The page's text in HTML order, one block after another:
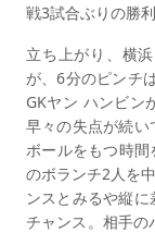
戦3試合ぶりの勝
立ち上がり、横
が、6分のピンチ
GKヤン ハンビン
早々の失点が続い
ボールをもつ時
のボランチ2人を
ンスとみるや縦
チャンス。相手の